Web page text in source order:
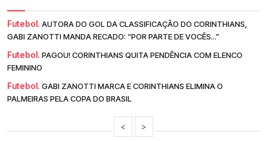
Futebol. AUTORA DO GOL DA CLASSIFICAÇÃO DO CORINTHIANS,
GABI ZANOTTI MANDA RECADO: “POR PARTE DE VOCÊS...”
Futebol. PAGOU! CORINTHIANS QUITA PENDÊNCIA COM ELENCO
FEMININO
Futebol. GABI ZANOTTI MARCA E CORINTHIANS ELIMINA O
PALMEIRAS PELA COPA DO BRASIL
< >